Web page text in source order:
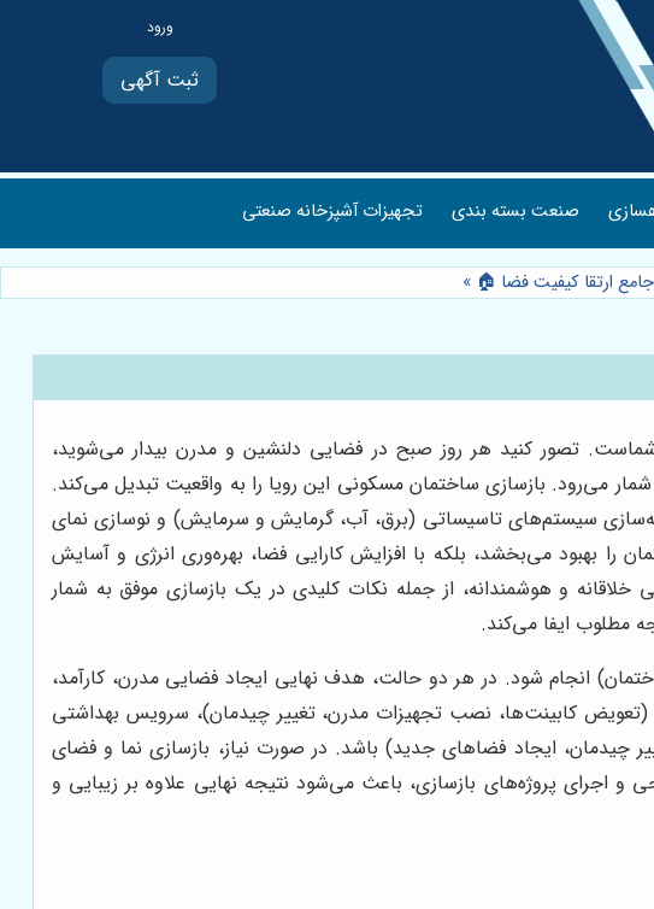
ثبت آگهی
صنعت بسته بندی تجهیزات آشپزخانه صنعتی
ارتقا کیفیت فضا 🏠 »
شماست. تصور کنید هر روز صبح در فضایی دلنشین و مدرن بیدار می‌شوید،
می‌رود. بازسازی ساختمان مسکونی این رویا را به واقعیت تبدیل می‌کند.
سیستم‌های تاسیساتی (برق، آب، گرمایش و سرمایش) و نوسازی نمای
را بهبود می‌بخشد، بلکه با افزایش کارایی فضا، بهره‌وری انرژی و آسایش
و هوشمندانه، از جمله نکات کلیدی در یک بازسازی موفق به شمار
مطلوب ایفا می‌کند.
انجام شود. در هر دو حالت، هدف نهایی ایجاد فضایی مدرن، کارآمد،
کابینت‌ها، نصب تجهیزات مدرن، تغییر چیدمان)، سرویس بهداشتی
ایجاد فضاهای جدید) باشد. در صورت نیاز، بازسازی نما و فضای
و اجرای پروژه‌های بازسازی، باعث می‌شود نتیجه نهایی علاوه بر زیبایی و